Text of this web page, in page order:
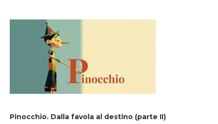
Pinocchio. Dalla favola al destino (parte II)